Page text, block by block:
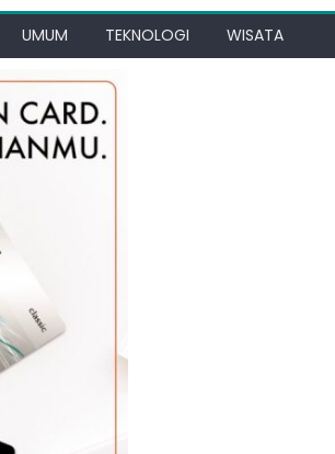
UMUM TEKNOLOGI WISATA